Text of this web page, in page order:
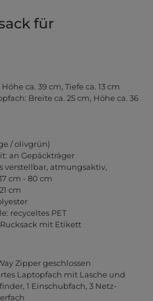
für
ca. 39 cm, Tiefe ca. 13 cm
Breite ca. 25 cm, Höhe ca. 36
/ olivgrün)
an Gepäckträger
verstellbar, atmungsaktiv,
cm - 80 cm
cm
recyceltes PET
mit Etikett
Zipper geschlossen
Laptopfach mit Lasche und
1 Einschubfach, 3 Netz-